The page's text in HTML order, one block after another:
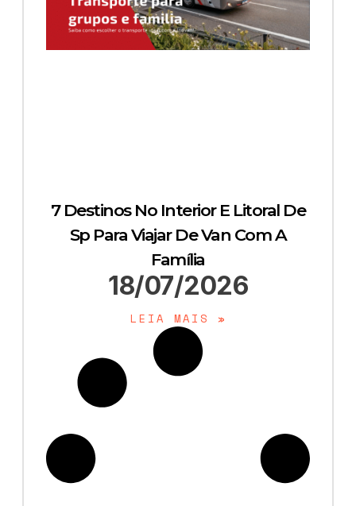
7 Destinos No Interior E Litoral De
Sp Para Viajar De Van Com A
Família
18/07/2026
LEIA MAIS »